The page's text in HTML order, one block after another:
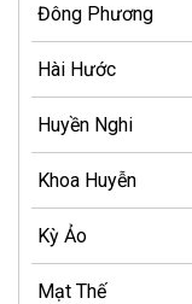
Đông Phương
Hài Hước
Huyền Nghi
Khoa Huyễn
Kỳ Ảo
Mạt Thế